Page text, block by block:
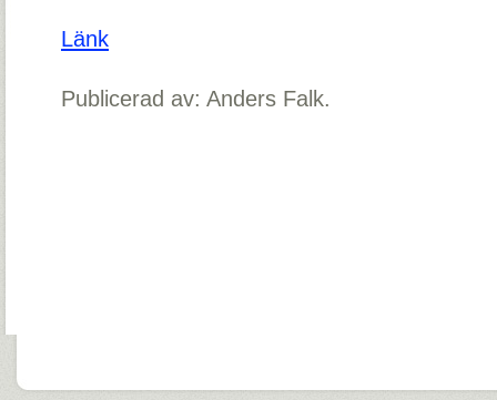
Länk
Publicerad av: Anders Falk.